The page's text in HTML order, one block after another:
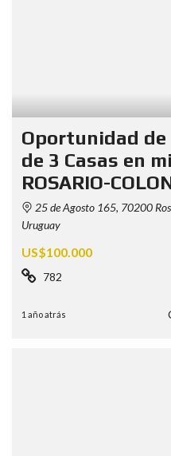
Oportunidad
de 3 Casas en
ROSARIO-
25 de Agosto 165, 70200
Uruguay
US$100.000
782
1 año atrás